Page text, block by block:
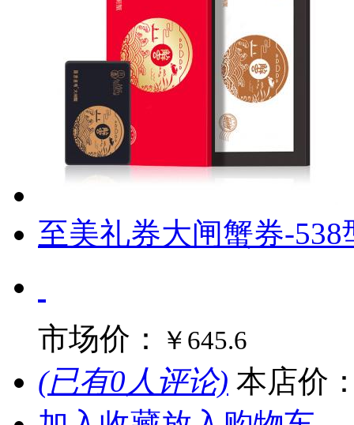
至美礼券大闸蟹券-538
市场价： ￥645.6
(已有0人评论) 本店价